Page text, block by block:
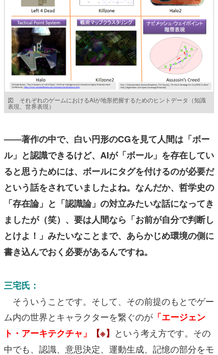
図 それぞれのゲームにおけるAIが地形把握するためのヒントデータ（知識
表現、世界表現）
――著作の中で、白い円形のCGを見て人間は「ボー
ル」と認識できるけど、AIが「ボール」を存在してい
ると思うためには、ボールにタグを付けるのが必要だ
という話をされていましたよね。なんだか、哲学史の
「存在論」と「認識論」の対立みたいな話になってき
ましたが（笑）、要は人間なら「お前が自分で判断し
とけよ！」みたいなことまで、あらかじめ環境の側に
書き込んでおく必要があるんですね。
三宅氏：
そういうことです。そして、その前提のもとでゲー
ム内の世界とキャラクターを繋ぐのが 「エージェン
ト・アーキテクチャ」
【※】 という考え方です。その
中でも、認識、意思決定、運動生成、記憶の部分をモ